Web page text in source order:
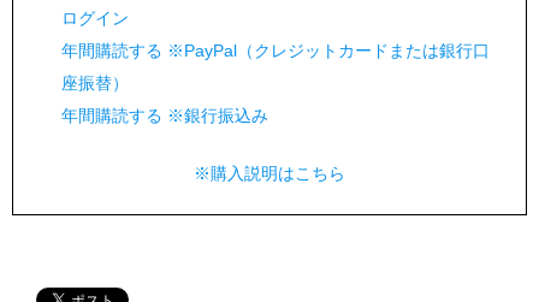
ログイン
年間購読する ※PayPal（クレジットカードまたは銀行口
座振替）
年間購読する ※銀行振込み
※購入説明はこちら